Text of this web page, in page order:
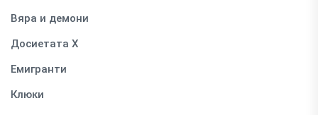
Вяра и демони
Досиетата Х
Емигранти
Клюки